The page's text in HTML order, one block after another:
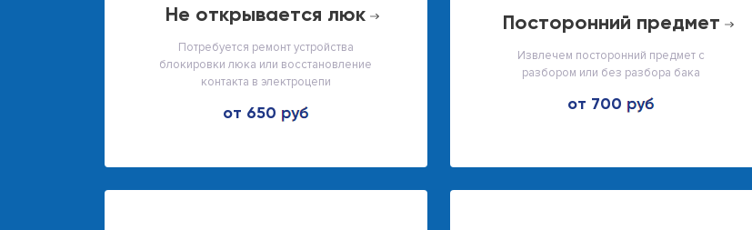
не открывается люк
Потребуется ремонт устройства
блокировки люка или восстановление
контакта в электроцепи
от 650
посторонний предмет
Извлечем посторонний предмет с
разбором или без разбора бака
от 700